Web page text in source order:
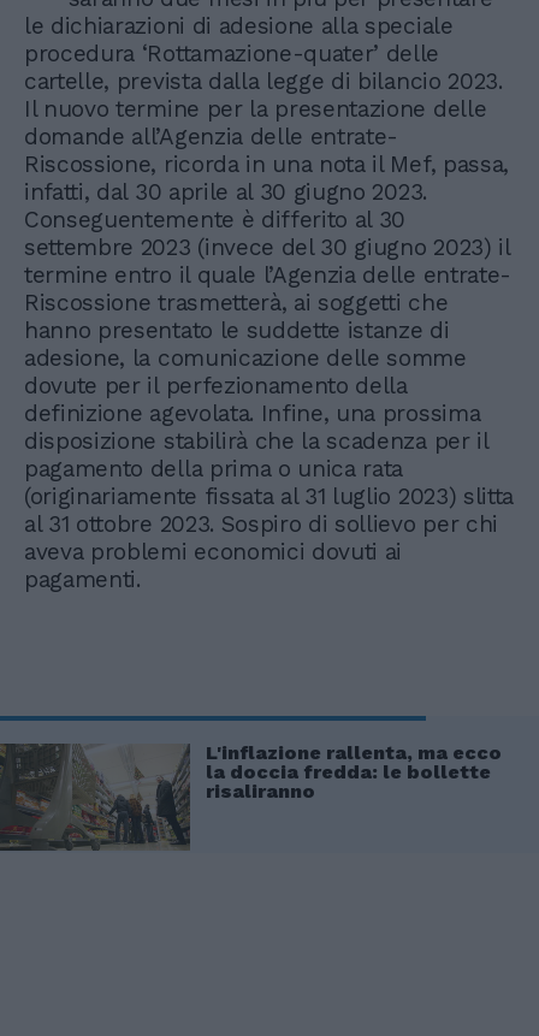
le dichiarazioni di adesione alla speciale
procedura ‘Rottamazione-quater’ delle
cartelle, prevista dalla legge di bilancio 2023.
Il nuovo termine per la presentazione delle
domande all’Agenzia delle entrate-
Riscossione, ricorda in una nota il Mef, passa,
infatti, dal 30 aprile al 30 giugno 2023.
Conseguentemente è differito al 30
settembre 2023 (invece del 30 giugno 2023) il
termine entro il quale l’Agenzia delle entrate-
Riscossione trasmetterà, ai soggetti che
hanno presentato le suddette istanze di
adesione, la comunicazione delle somme
dovute per il perfezionamento della
definizione agevolata. Infine, una prossima
disposizione stabilirà che la scadenza per il
pagamento della prima o unica rata
(originariamente fissata al 31 luglio 2023) slitta
al 31 ottobre 2023. Sospiro di sollievo per chi
aveva problemi economici dovuti ai
pagamenti.
L'inflazione rallenta, ma ecco
la doccia fredda: le bollette
risaliranno